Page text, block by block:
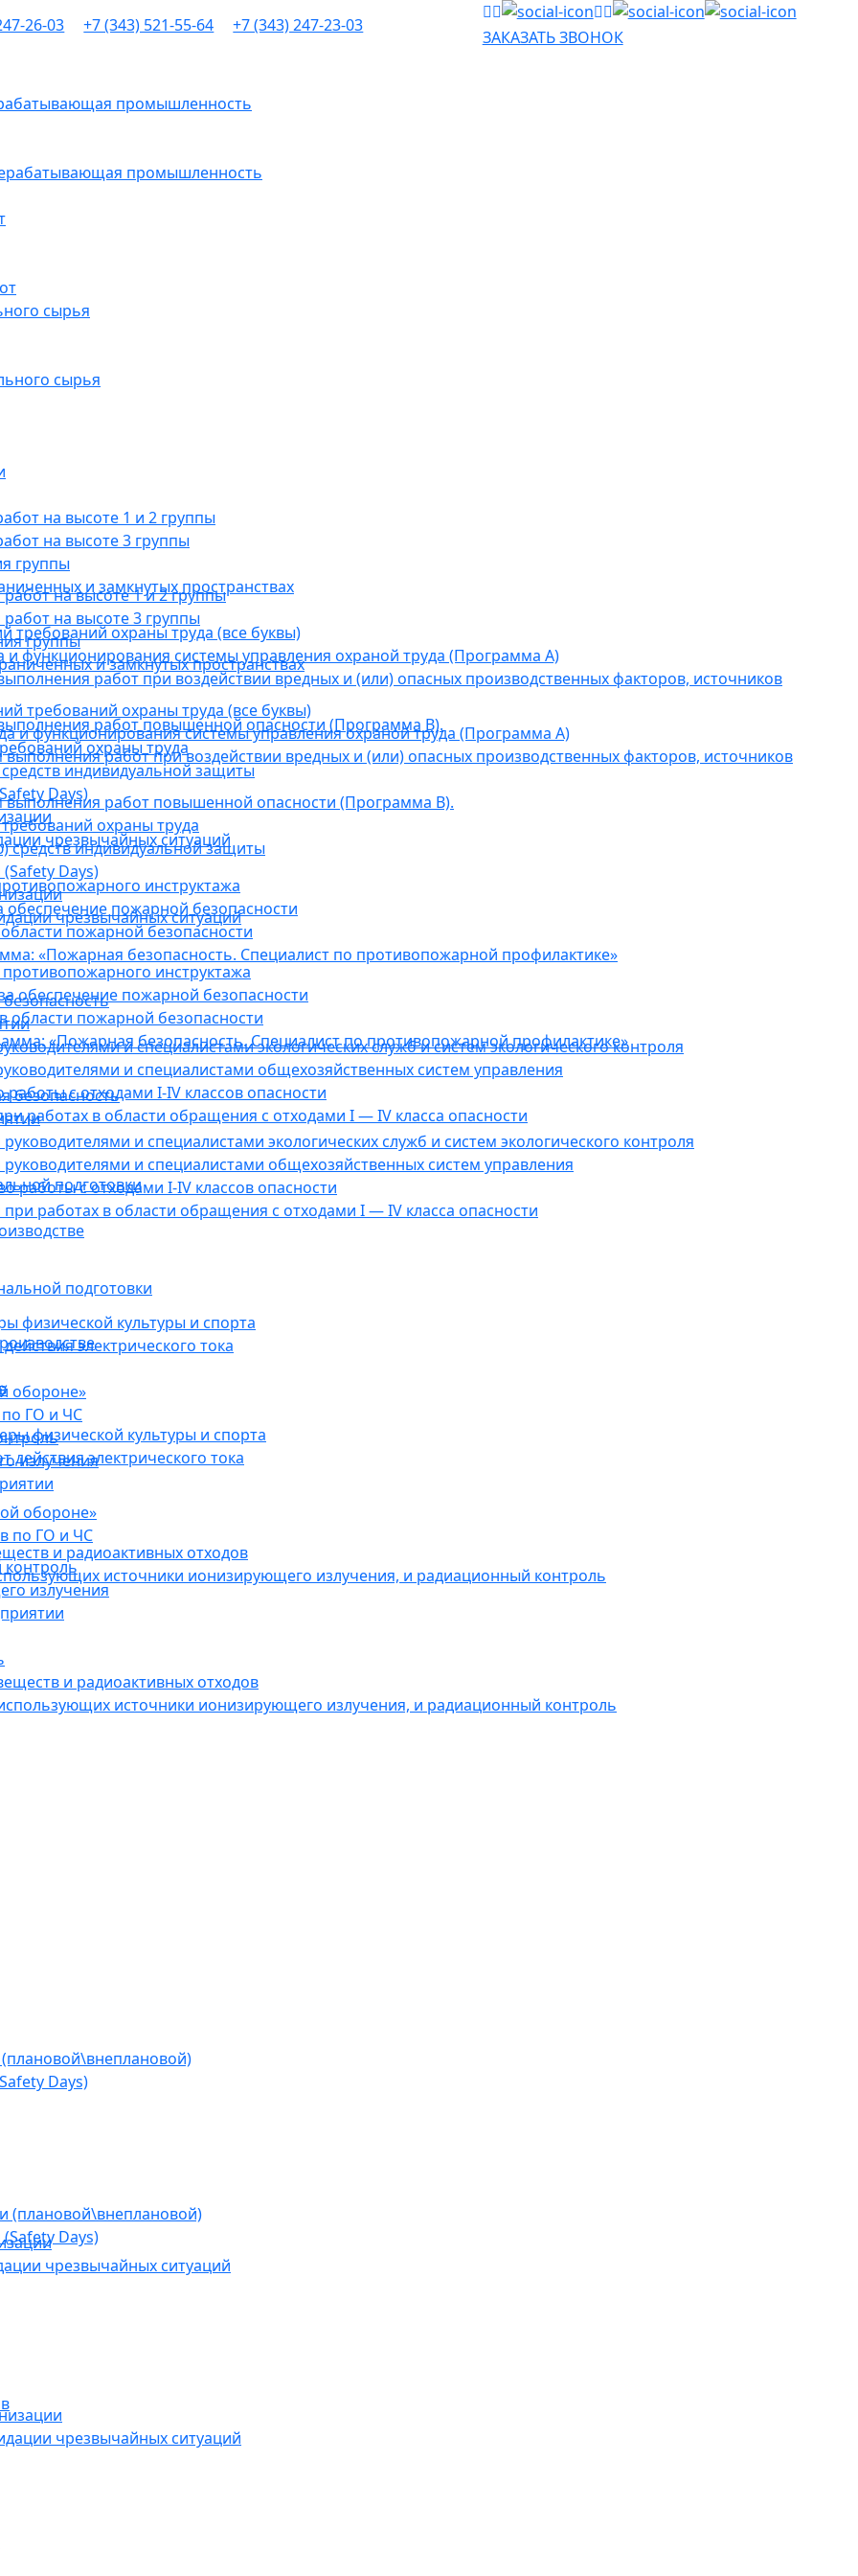
промышленность
сырья
на высоте 1 и 2 группы
на высоте 3 группы
группы
и замкнутых пространствах
требований охраны труда (все буквы)
функционирования системы управления охраной труда (Программа А)
работ при воздействии вредных и (или) опасных производственных факторов, источников
работ повышенной опасности (Программа В).
охраны труда
индивидуальной защиты
Days)
чрезвычайных ситуаций
инструктажа
пожарной безопасности
пожарной безопасности
«Пожарная безопасность. Специалист по противопожарной профилактике»
и специалистами экологических служб и систем экологического контроля
и специалистами общехозяйственных систем управления
с отходами I-IV классов опасности
работах в области обращения с отходами I — IV класса опасности
подготовки
физической культуры и спорта
электрического тока
обороне»
ГО и ЧС
излучения
и радиоактивных отходов
источники ионизирующего излучения, и радиационный контроль
Days)
чрезвычайных ситуаций
26-03 +7 (343) 521-55-64 +7 (343) 247-23-03
ЗАКАЗАТЬ ЗВОНОК
промышленность
сырья
на высоте 1 и 2 группы
на высоте 3 группы
группы
и замкнутых пространствах
требований охраны труда (все буквы)
и функционирования системы управления охраной труда (Программа А)
работ при воздействии вредных и (или) опасных производственных факторов, источников
работ повышенной опасности (Программа В).
охраны труда
индивидуальной защиты
Days)
чрезвычайных ситуаций
инструктажа
обеспечение пожарной безопасности
пожарной безопасности
«Пожарная безопасность. Специалист по противопожарной профилактике»
безопасность
и специалистами экологических служб и систем экологического контроля
и специалистами общехозяйственных систем управления
работы с отходами I-IV классов опасности
работах в области обращения с отходами I — IV класса опасности
подготовки
физической культуры и спорта
электрического тока
обороне»
по ГО и ЧС
контроль
излучения
и радиоактивных отходов
источники ионизирующего излучения, и радиационный контроль
(плановой\внеплановой)
Days)
чрезвычайных ситуаций